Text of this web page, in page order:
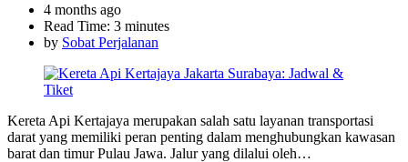
4 months ago
Read Time: 3 minutes
by Sobat Perjalanan
Kereta Api Kertajaya merupakan salah satu layanan transportasi
darat yang memiliki peran penting dalam menghubungkan kawasan
barat dan timur Pulau Jawa. Jalur yang dilalui oleh…